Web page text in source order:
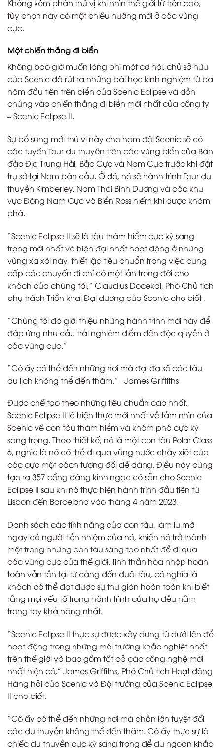
Không kém phần thú vị khi nhìn thế giới từ trên cao,
tùy chọn này có một chiều hướng mới ở các vùng
cực.
Một chiến thắng đi biển
Không bao giờ muốn lãng phí một cơ hội, chủ sở hữu
của Scenic đã rút ra những bài học kinh nghiệm từ ba
năm đầu tiên trên biển của Scenic Eclipse và dồn
chúng vào chiến thắng đi biển mới nhất của công ty
– Scenic Eclipse II.
Sự bổ sung mới thú vị này cho hạm đội Scenic sẽ có
các tuyến Tour du thuyền trên các vùng biển của Bán
đảo Địa Trung Hải, Bắc Cực và Nam Cực trước khi đặt
trụ sở tại Nam bán cầu. Ở đó, nó sẽ hành trình Tour du
thuyền Kimberley, Nam Thái Bình Dương và các khu
vực Đông Nam Cực và Biển Ross hiếm khi được khám
phá.
“Scenic Eclipse II sẽ là tàu thám hiểm cực kỳ sang
trọng mới nhất và hiện đại nhất hoạt động ở những
vùng xa xôi này, thiết lập tiêu chuẩn trong việc cung
cấp các chuyến đi chỉ có một lần trong đời cho
khách của chúng tôi,” Claudius Docekal, Phó Chủ tịch
phụ trách Triển khai Đại dương của Scenic cho biết .
“Chúng tôi đã giới thiệu những hành trình mới này để
đáp ứng nhu cầu trải nghiệm điểm đến độc quyền ở
các vùng cực.”
“Cô ấy có thể đến những nơi mà đại đa số các tàu
du lịch không thể đến thăm.” –James Griffiths
Được chế tạo theo những tiêu chuẩn cao nhất,
Scenic Eclipse II là hiện thực mới nhất về tầm nhìn của
Scenic về con tàu thám hiểm và khám phá cực kỳ
sang trọng. Theo thiết kế, nó là một con tàu Polar Class
6, nghĩa là nó có thể đi qua vùng nước chảy xiết của
các cực một cách tương đối dễ dàng. Điều này cũng
tạo ra 357 cổng đáng kinh ngạc có sẵn cho Scenic
Eclipse II sau khi nó thực hiện hành trình đầu tiên từ
Lisbon đến Barcelona vào tháng 4 năm 2023.
Danh sách các tính năng của con tàu, làm lu mờ
ngay cả người tiền nhiệm của nó, khiến nó trở thành
một trong những con tàu sáng tạo nhất để đi qua
các vùng cực của thế giới. Tinh thần hòa nhập hoàn
toàn vẫn tồn tại từ cảng đến đuôi tàu, có nghĩa là
khách có thể đạt được sự thư giãn hoàn toàn khi biết
rằng mọi yếu tố trong hành trình của họ đều nằm
trong tay khả năng nhất.
“Scenic Eclipse II thực sự được xây dựng từ dưới lên để
hoạt động trong những môi trường khắc nghiệt nhất
trên thế giới và bao gồm tất cả các công nghệ mới
nhất hiện có,” James Griffiths, Phó Chủ tịch Hoạt động
Hàng hải của Scenic và Đội trưởng của Scenic Eclipse
II cho biết.
“Cô ấy có thể đến những nơi mà phần lớn tuyệt đối
các du thuyền không thể đến thăm. Cô ấy thực sự là
chiếc du thuyền cực kỳ sang trọng để du ngoạn khắp